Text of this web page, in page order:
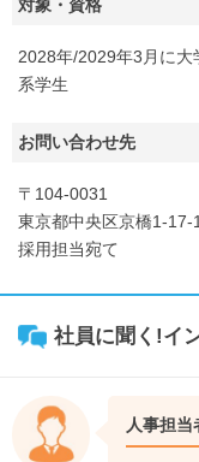
対象・資格
2028年/2029年3月に大
系学生
お問い合わせ先
〒104-0031
東京都中央区京橋1-
採用担当宛て
社員に聞く!イ
人事担当